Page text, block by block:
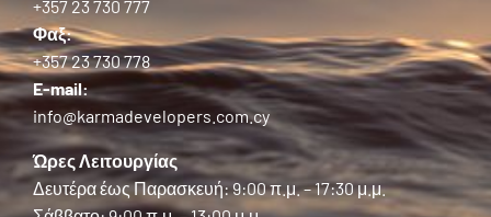
+357 23 730 777
Φαξ:
+357 23 730 778
E-mail:
info@karmadevelopers.com.cy
Ώρες Λειτουργίας
Δευτέρα έως Παρασκευή: 9:00 π.μ. – 17:30 μ.μ.